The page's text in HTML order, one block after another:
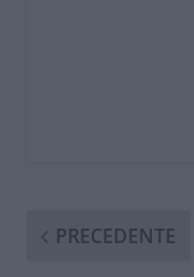
PRECEDENTE